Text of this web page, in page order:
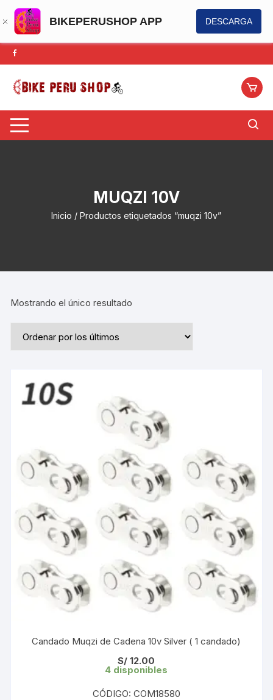
BIKEPERUSHOP APP DESCARGA
Saltar
al
contenido
MUQZI 10V
Inicio / Productos etiquetados “muqzi 10v”
Mostrando el único resultado
Candado Muqzi de Cadena 10v Silver ( 1 candado)
S/ 12.00
4 disponibles
CÓDIGO: COM18580